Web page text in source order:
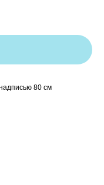
80 см